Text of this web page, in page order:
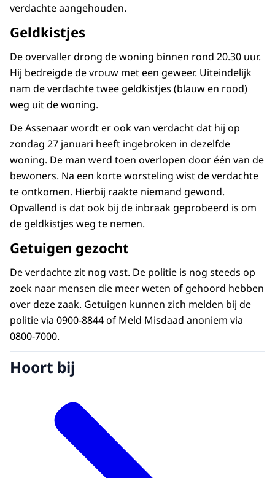
verdachte aangehouden.
Geldkistjes
De overvaller drong de woning binnen rond 20.30 uur.
Hij bedreigde de vrouw met een geweer. Uiteindelijk
nam de verdachte twee geldkistjes (blauw en rood)
weg uit de woning.
De Assenaar wordt er ook van verdacht dat hij op
zondag 27 januari heeft ingebroken in dezelfde
woning. De man werd toen overlopen door één van de
bewoners. Na een korte worsteling wist de verdachte
te ontkomen. Hierbij raakte niemand gewond.
Opvallend is dat ook bij de inbraak geprobeerd is om
de geldkistjes weg te nemen.
Getuigen gezocht
De verdachte zit nog vast. De politie is nog steeds op
zoek naar mensen die meer weten of gehoord hebben
over deze zaak. Getuigen kunnen zich melden bij de
politie via 0900-8844 of Meld Misdaad anoniem via
0800-7000.
Hoort bij